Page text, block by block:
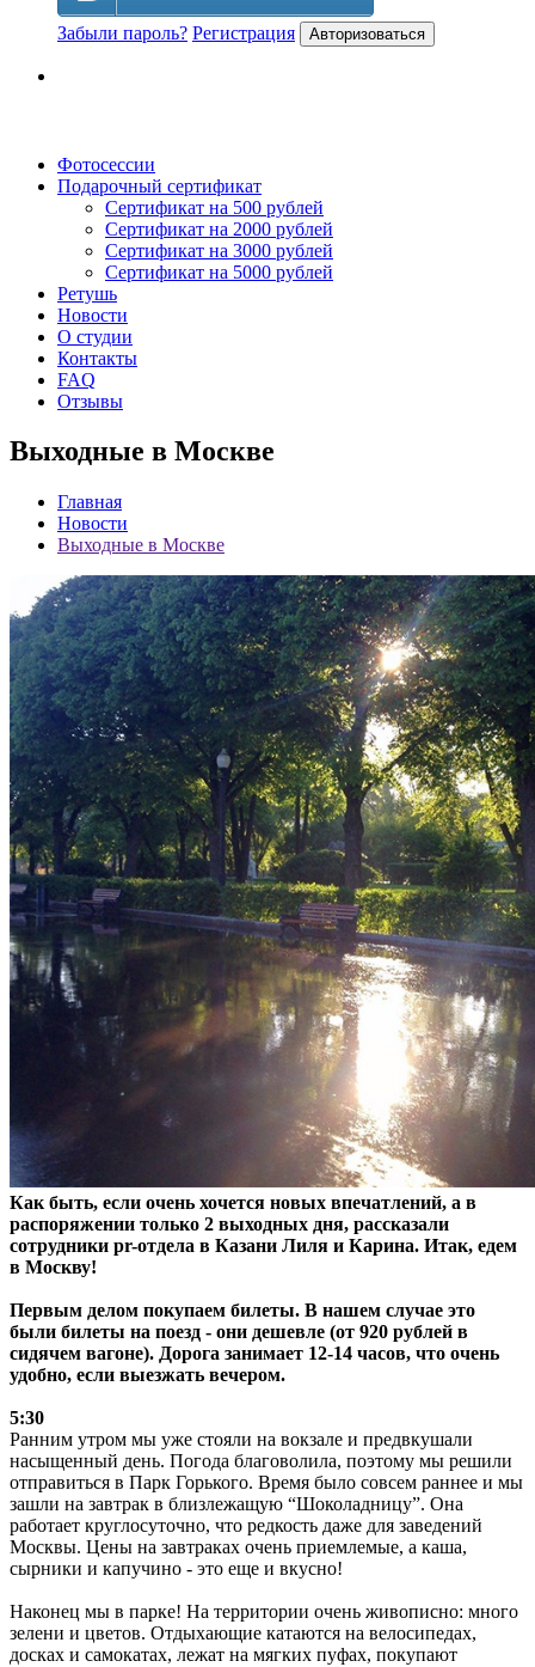
Забыли пароль? Регистрация Авторизоваться
Фотосессии
Подарочный сертификат
Сертификат на 500 рублей
Сертификат на 2000 рублей
Сертификат на 3000 рублей
Сертификат на 5000 рублей
Ретушь
Новости
О студии
Контакты
FAQ
Отзывы
Выходные в Москве
Главная
Новости
Выходные в Москве
Как быть, если очень хочется новых впечатлений, а в
распоряжении только 2 выходных дня, рассказали
сотрудники pr-отдела в Казани Лиля и Карина. Итак, едем
в Москву!
Первым делом покупаем билеты. В нашем случае это
были билеты на поезд - они дешевле (от 920 рублей в
сидячем вагоне). Дорога занимает 12-14 часов, что очень
удобно, если выезжать вечером.
5:30
Ранним утром мы уже стояли на вокзале и предвкушали
насыщенный день. Погода благоволила, поэтому мы решили
отправиться в Парк Горького. Время было совсем раннее и мы
зашли на завтрак в близлежащую “Шоколадницу”. Она
работает круглосуточно, что редкость даже для заведений
Москвы. Цены на завтраках очень приемлемые, а каша,
сырники и капучино - это еще и вкусно!
Наконец мы в парке! На территории очень живописно: много
зелени и цветов. Отдыхающие катаются на велосипедах,
досках и самокатах, лежат на мягких пуфах, покупают